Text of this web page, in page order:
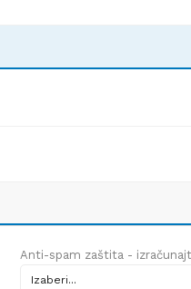
Anti-spam zaštita -